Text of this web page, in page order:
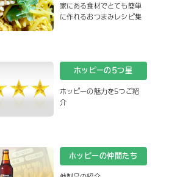
家にある食材でとても簡単
に作れるおつまみレシピ集
ホッピーの5つ星
ホッピーの魅力を5つご紹
介
ホッピーの仲間たち